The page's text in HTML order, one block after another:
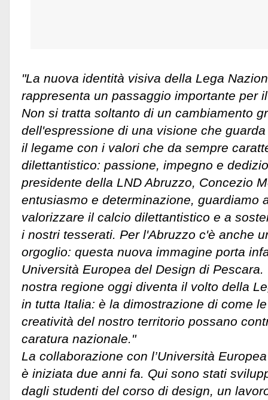
"La nuova identità visiva della Lega
rappresenta un passaggio importante per
Non si tratta soltanto di un cambiamento
dell'espressione di una visione che
il legame con i valori che da sempre
dilettantistico: passione, impegno e
presidente della LND Abruzzo, Concezio
entusiasmo e determinazione, guardiamo
valorizzare il calcio dilettantistico e a
i nostri tesserati. Per l'Abruzzo c'è anche
orgoglio: questa nuova immagine porta
Università Europea del Design di
nostra regione oggi diventa il volto della
in tutta Italia: è la dimostrazione di come
creatività del nostro territorio possano
caratura nazionale."
La collaborazione con l’Università
è iniziata due anni fa. Qui sono stati
dagli studenti del corso di design, un